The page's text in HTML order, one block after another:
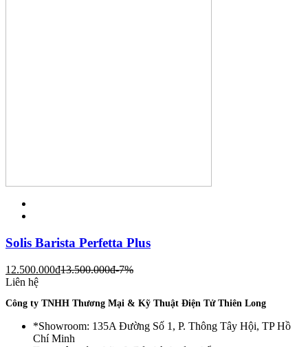
Solis Barista Perfetta Plus
12.500.000đ13.500.000đ-7%
Liên hệ
Công ty TNHH Thương Mại & Kỹ Thuật Điện Tử Thiên Long
*Showroom: 135A Đường Số 1, P. Thông Tây Hội, TP Hồ
Chí Minh